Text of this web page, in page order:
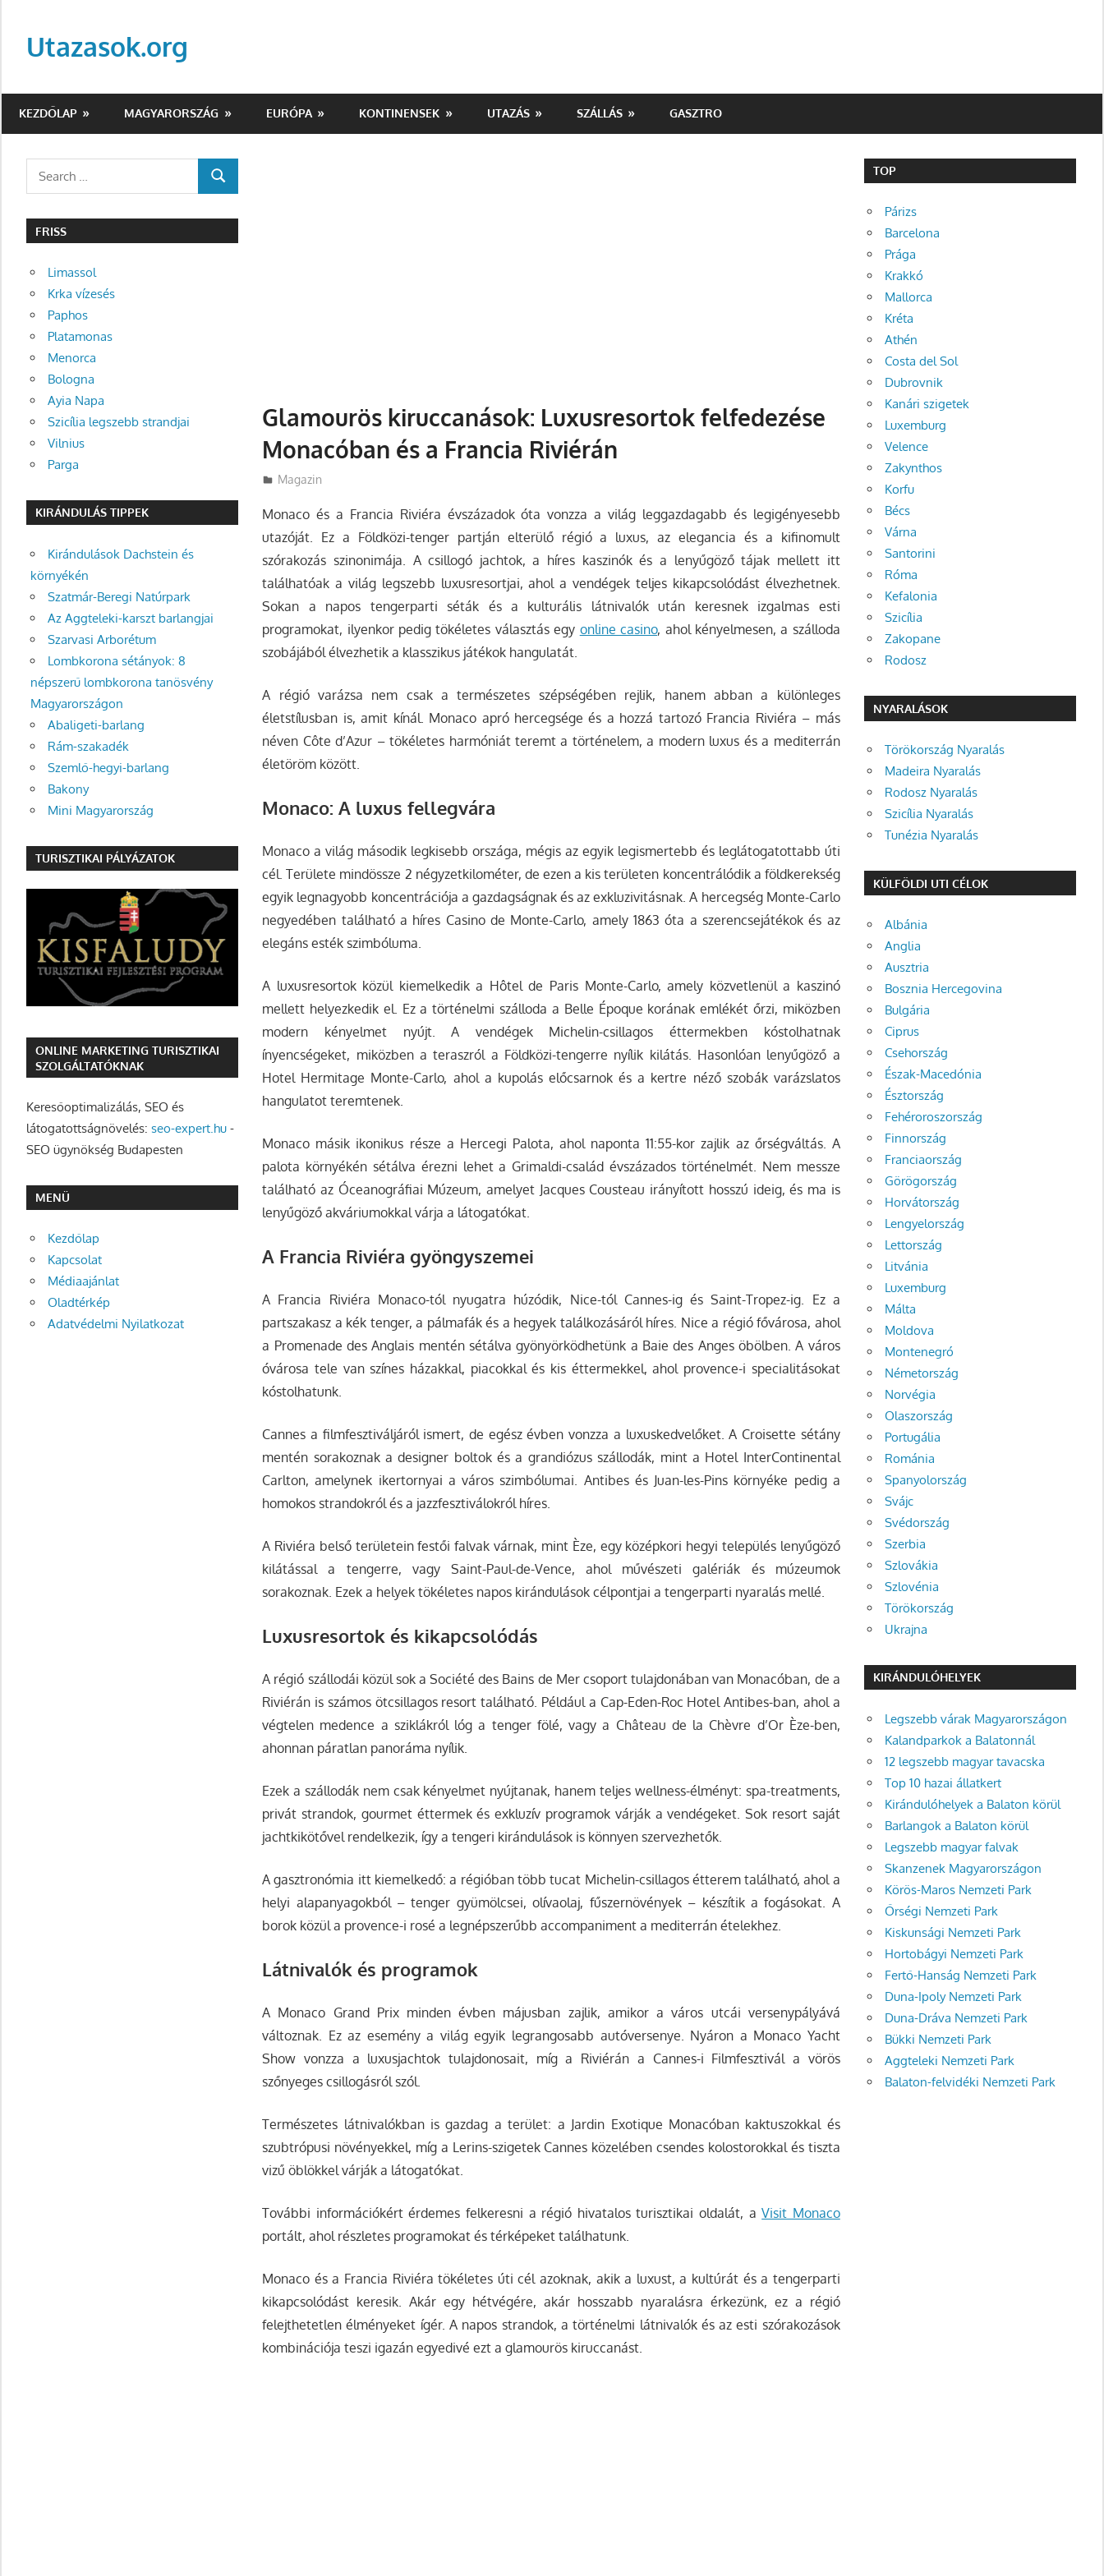
contentUtazasok.org
KEZDŐLAP MAGYARORSZÁG EURÓPA KONTINENSEK UTAZÁS SZÁLLÁS GASZTRO
Glamourös kiruccanások: Luxusresortok felfedezése
Monacóban és a Francia Riviérán
Utazasok.org
Magazin
Monaco és a Francia Riviéra évszázadok óta vonzza a világ leggazdagabb és legigényesebb
utazóját. Ez a Földközi-tenger partján elterülő régió a luxus, az elegancia és a kifinomult
szórakozás szinonimája. A csillogó jachtok, a híres kaszinók és a lenyűgöző tájak mellett itt
találhatóak a világ legszebb luxusresortjai, ahol a vendégek teljes kikapcsolódást élvezhetnek.
Sokan a napos tengerparti séták és a kulturális látnivalók után keresnek izgalmas esti
programokat, ilyenkor pedig tökéletes választás egy online casino, ahol kényelmesen, a szálloda
szobájából élvezhetik a klasszikus játékok hangulatát.
A régió varázsa nem csak a természetes szépségében rejlik, hanem abban a különleges
életstílusban is, amit kínál. Monaco apró hercegsége és a hozzá tartozó Francia Riviéra – más
néven Côte d’Azur – tökéletes harmóniát teremt a történelem, a modern luxus és a mediterrán
életöröm között.
Monaco: A luxus fellegvára
Monaco a világ második legkisebb országa, mégis az egyik legismertebb és leglátogatottabb úti
cél. Területe mindössze 2 négyzetkilométer, de ezen a kis területen koncentrálódik a földkerekség
egyik legnagyobb koncentrációja a gazdagságnak és az exkluzivitásnak. A hercegség Monte-Carlo
negyedében található a híres Casino de Monte-Carlo, amely 1863 óta a szerencsejátékok és az
elegáns esték szimbóluma.
A luxusresortok közül kiemelkedik a Hôtel de Paris Monte-Carlo, amely közvetlenül a kaszinó
mellett helyezkedik el. Ez a történelmi szálloda a Belle Époque korának emlékét őrzi, miközben
modern kényelmet nyújt. A vendégek Michelin-csillagos éttermekben kóstolhatnak
ínyencségeket, miközben a teraszról a Földközi-tengerre nyílik kilátás. Hasonlóan lenyűgöző a
Hotel Hermitage Monte-Carlo, ahol a kupolás előcsarnok és a kertre néző szobák varázslatos
hangulatot teremtenek.
Monaco másik ikonikus része a Hercegi Palota, ahol naponta 11:55-kor zajlik az őrségváltás. A
palota környékén sétálva érezni lehet a Grimaldi-család évszázados történelmét. Nem messze
található az Óceanográfiai Múzeum, amelyet Jacques Cousteau irányított hosszú ideig, és ma is
lenyűgöző akváriumokkal várja a látogatókat.
A Francia Riviéra gyöngyszemei
A Francia Riviéra Monaco-tól nyugatra húzódik, Nice-tól Cannes-ig és Saint-Tropez-ig. Ez a
partszakasz a kék tenger, a pálmafák és a hegyek találkozásáról híres. Nice a régió fővárosa, ahol
a Promenade des Anglais mentén sétálva gyönyörködhetünk a Baie des Anges öbölben. A város
óvárosa tele van színes házakkal, piacokkal és kis éttermekkel, ahol provence-i specialitásokat
kóstolhatunk.
Cannes a filmfesztiváljáról ismert, de egész évben vonzza a luxuskedvelőket. A Croisette sétány
mentén sorakoznak a designer boltok és a grandiózus szállodák, mint a Hotel InterContinental
Carlton, amelynek ikertornyai a város szimbólumai. Antibes és Juan-les-Pins környéke pedig a
homokos strandokról és a jazzfesztiválokról híres.
A Riviéra belső területein festői falvak várnak, mint Èze, egy középkori hegyi település lenyűgöző
kilátással a tengerre, vagy Saint-Paul-de-Vence, ahol művészeti galériák és múzeumok
sorakoznak. Ezek a helyek tökéletes napos kirándulások célpontjai a tengerparti nyaralás mellé.
Luxusresortok és kikapcsolódás
A régió szállodái közül sok a Société des Bains de Mer csoport tulajdonában van Monacóban, de a
Riviérán is számos ötcsillagos resort található. Például a Cap-Eden-Roc Hotel Antibes-ban, ahol a
végtelen medence a sziklákról lóg a tenger fölé, vagy a Château de la Chèvre d’Or Èze-ben,
ahonnan páratlan panoráma nyílik.
Ezek a szállodák nem csak kényelmet nyújtanak, hanem teljes wellness-élményt: spa-treatments,
privát strandok, gourmet éttermek és exkluzív programok várják a vendégeket. Sok resort saját
jachtkikötővel rendelkezik, így a tengeri kirándulások is könnyen szervezhetők.
A gasztronómia itt kiemelkedő: a régióban több tucat Michelin-csillagos étterem található, ahol a
helyi alapanyagokból – tenger gyümölcsei, olívaolaj, fűszernövények – készítik a fogásokat. A
borok közül a provence-i rosé a legnépszerűbb accompaniment a mediterrán ételekhez.
Látnivalók és programok
A Monaco Grand Prix minden évben májusban zajlik, amikor a város utcái versenypályává
változnak. Ez az esemény a világ egyik legrangosabb autóversenye. Nyáron a Monaco Yacht
Show vonzza a luxusjachtok tulajdonosait, míg a Riviérán a Cannes-i Filmfesztivál a vörös
szőnyeges csillogásról szól.
Természetes látnivalókban is gazdag a terület: a Jardin Exotique Monacóban kaktuszokkal és
szubtrópusi növényekkel, míg a Lerins-szigetek Cannes közelében csendes kolostorokkal és tiszta
vizű öblökkel várják a látogatókat.
További információkért érdemes felkeresni a régió hivatalos turisztikai oldalát, aVisit Monaco
portált, ahol részletes programokat és térképeket találhatunk.
Monaco és a Francia Riviéra tökéletes úti cél azoknak, akik a luxust, a kultúrát és a tengerparti
kikapcsolódást keresik. Akár egy hétvégére, akár hosszabb nyaralásra érkezünk, ez a régió
felejthetetlen élményeket ígér. A napos strandok, a történelmi látnivalók és az esti szórakozások
kombinációja teszi igazán egyedivé ezt a glamourös kiruccanást.
SEARCH
FRISS
Limassol
Krka vízesés
Paphos
Platamonas
Menorca
Bologna
Ayia Napa
Szicília legszebb strandjai
Vilnius
Parga
KIRÁNDULÁS TIPPEK
Kirándulások Dachstein és
környékén
Szatmár-Beregi Natúrpark
Az Aggteleki-karszt barlangjai
Szarvasi Arborétum
Lombkorona sétányok: 8
népszerű lombkorona tanösvény
Magyarországon
Abaligeti-barlang
Rám-szakadék
Szemlő-hegyi-barlang
Bakony
Mini Magyarország
TURISZTIKAI PÁLYÁZATOK
ONLINE MARKETING TURISZTIKAI
SZOLGÁLTATÓKNAK
Keresőoptimalizálás, SEO és
látogatottságnövelés: seo-expert.hu -
SEO ügynökség Budapesten
MENÜ
Kezdőlap
Kapcsolat
Médiaajánlat
Oladtérkép
Adatvédelmi Nyilatkozat
TOP
Párizs
Barcelona
Prága
Krakkó
Mallorca
Kréta
Athén
Costa del Sol
Dubrovnik
Kanári szigetek
Luxemburg
Velence
Zakynthos
Korfu
Bécs
Várna
Santorini
Róma
Kefalonia
Szicília
Zakopane
Rodosz
NYARALÁSOK
Törökország Nyaralás
Madeira Nyaralás
Rodosz Nyaralás
Szicília Nyaralás
Tunézia Nyaralás
KÜLFÖLDI UTI CÉLOK
Albánia
Anglia
Ausztria
Bosznia Hercegovina
Bulgária
Ciprus
Csehország
Észak-Macedónia
Észtország
Fehéroroszország
Finnország
Franciaország
Görögország
Horvátország
Lengyelország
Lettország
Litvánia
Luxemburg
Málta
Moldova
Montenegró
Németország
Norvégia
Olaszország
Portugália
Románia
Spanyolország
Svájc
Svédország
Szerbia
Szlovákia
Szlovénia
Törökország
Ukrajna
KIRÁNDULÓHELYEK
Legszebb várak Magyarországon
Kalandparkok a Balatonnál
12 legszebb magyar tavacska
Top 10 hazai állatkert
Kirándulóhelyek a Balaton körül
Barlangok a Balaton körül
Legszebb magyar falvak
Skanzenek Magyarországon
Körös-Maros Nemzeti Park
Őrségi Nemzeti Park
Kiskunsági Nemzeti Park
Hortobágyi Nemzeti Park
Fertő-Hanság Nemzeti Park
Duna-Ipoly Nemzeti Park
Duna-Dráva Nemzeti Park
Bükki Nemzeti Park
Aggteleki Nemzeti Park
Balaton-felvidéki Nemzeti Park